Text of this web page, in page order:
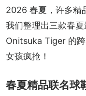
2026 春夏，许多精
我们整理出三款春
Onitsuka Tiger 的
女孩疯抢！
春夏精品联名球